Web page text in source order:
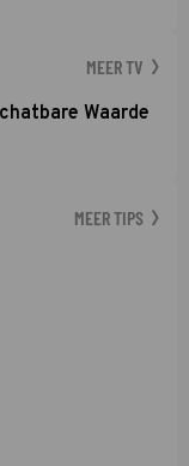
MEER TV
Waarde
MEER TIPS